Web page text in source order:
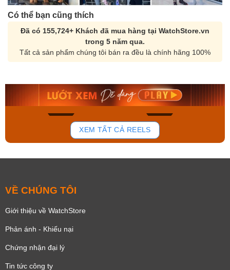
Có thể bạn cũng thích
Đã có 155,724+ Khách đã mua hàng tại WatchStore.vn
trong 5 năm qua.
Tất cả sản phẩm chúng tôi bán ra đều là chính hãng 100%
133
Orient Nam RA-
Mua ngay
Casio Nam MTS-
Mua ngay
XEM TẤT CẢ REELS
VỀ CHÚNG TÔI
Giới thiệu về WatchStore
Phản ánh - Khiếu nại
Chứng nhận đại lý
Tin tức công ty